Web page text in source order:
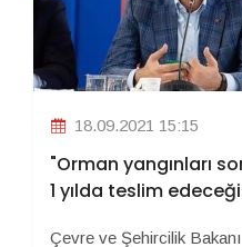
18.09.2021 15:15
"Orman yangınları
1 yılda teslim
Çevre ve Şehircilik